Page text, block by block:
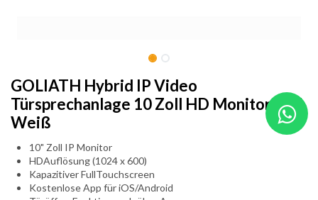
GOLIATH Hybrid IP Video
Türsprechanlage 10 Zoll HD Monitor PoE
Weiß
10" Zoll IP Monitor
HDAuflösung (1024 x 600)
Kapazitiver FullTouchscreen
Kostenlose App für iOS/Android